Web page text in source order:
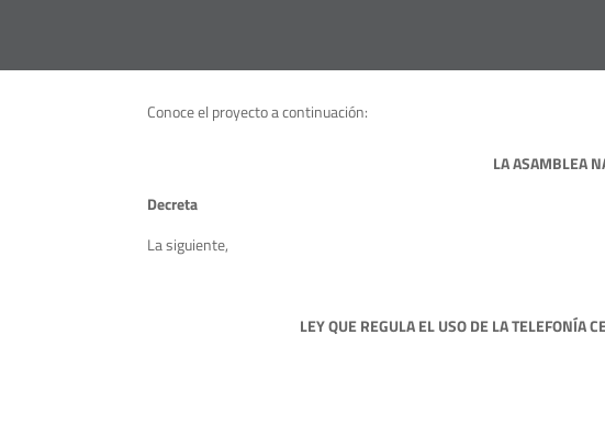
Conoce el proyecto a continuación:
LA ASAMBLEA
Decreta
La siguiente,
LEY QUE REGULA EL USO DE LA TELEFONÍA